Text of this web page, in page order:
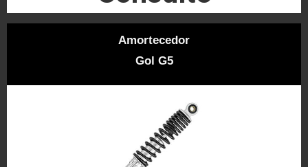
Amortecedor
Gol G5